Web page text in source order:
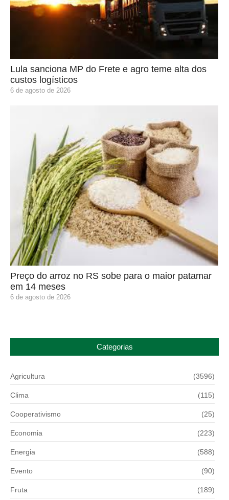
Lula sanciona MP do Frete e agro teme alta dos
custos logísticos
6 de agosto de 2026
Preço do arroz no RS sobe para o maior patamar
em 14 meses
6 de agosto de 2026
Categorias
Agricultura (3596)
Clima (115)
Cooperativismo (25)
Economia (223)
Energia (588)
Evento (90)
Fruta (189)